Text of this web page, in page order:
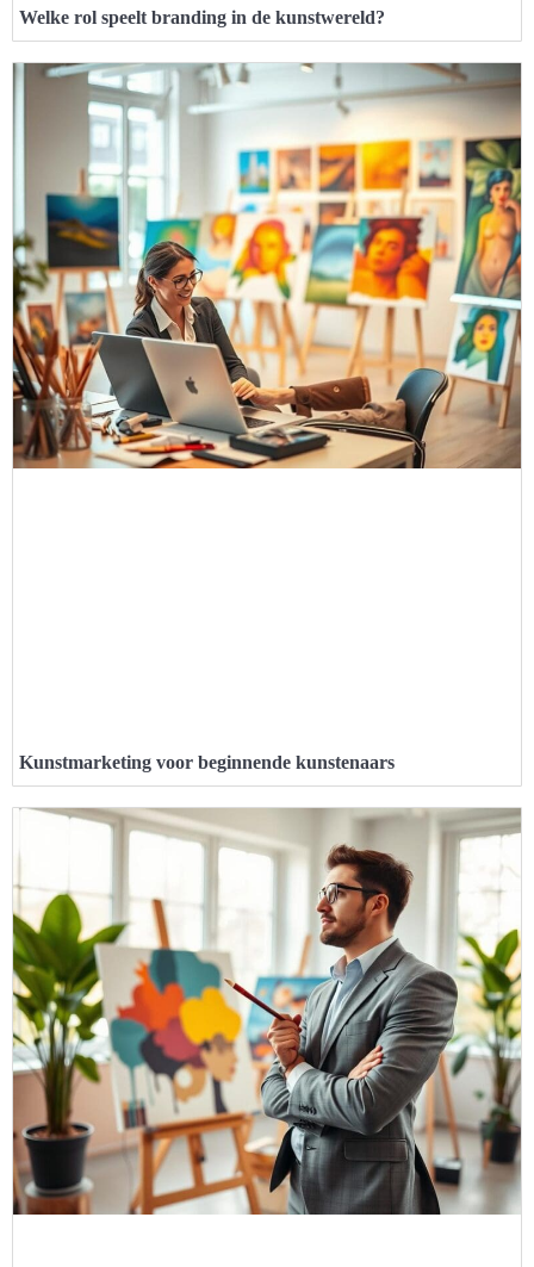
Welke rol speelt branding in de kunstwereld?
Kunstmarketing voor beginnende kunstenaars